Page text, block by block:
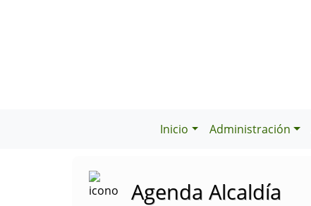
Inicio Administración
Agenda Alcaldía